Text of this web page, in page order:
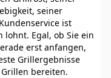
seiner
ist
Egal, ob Sie ein
erst anfangen,
Grillergebnisse
bereiten.